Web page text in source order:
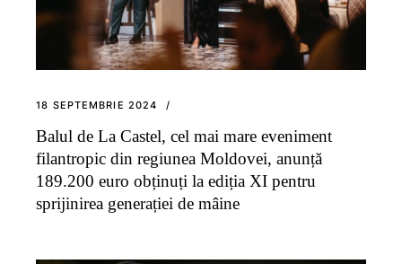
18 SEPTEMBRIE 2024
Balul de La Castel, cel mai mare eveniment
filantropic din regiunea Moldovei, anunță
189.200 euro obținuți la ediția XI pentru
sprijinirea generației de mâine